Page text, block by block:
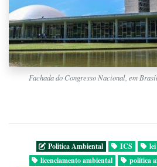
Fachada do Congresso Nacional, em
Politica Ambiental ICS
licenciamento ambiental
política